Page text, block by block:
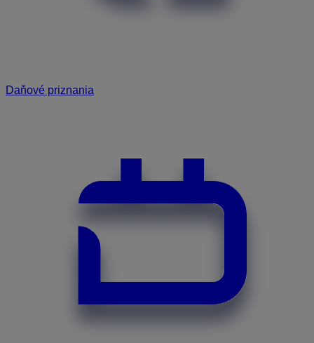
Daňové priznania